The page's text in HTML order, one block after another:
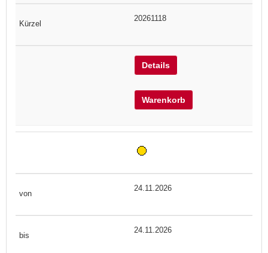
20261118
Details
Warenkorb
24.11.2026
24.11.2026